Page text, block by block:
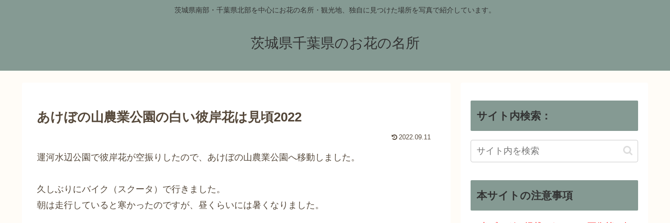
茨城県南部・千葉県北部を中心にお花の名所・観光地、独自に見つけた場所を写真で紹介しています。
茨城県千葉県のお花の名所
あけぼの山農業公園の白い彼岸花は見頃2022
2022.09.11
運河水辺公園で彼岸花が空振りしたので、あけぼの山農業公園へ移動しました。
久しぶりにバイク（スクータ）で行きました。
朝は走行していると寒かったのですが、昼くらいには暑くなりました。
サイト内検索：
本サイトの注意事項